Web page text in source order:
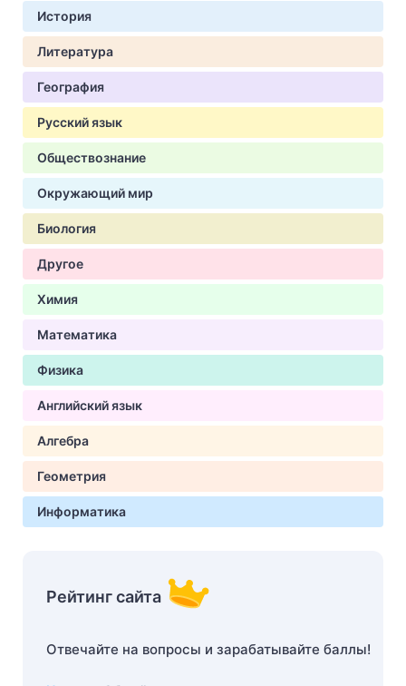
История
Литература
География
Русский язык
Обществознание
Окружающий мир
Биология
Другое
Химия
Математика
Физика
Английский язык
Алгебра
Геометрия
Информатика
Рейтинг сайта
Отвечайте на вопросы и зарабатывайте баллы!